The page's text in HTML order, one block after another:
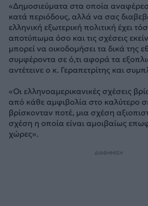
«Δημοσιεύματα στα οποία
κατά περιόδους, αλλά να σας
ελληνική εξωτερική πολιτική έχει
αποτύπωμα όσο και τις σχέσεις
μπορεί να οικοδομήσει τα δικά της
συμφέροντα σε ό,τι αφορά τα
αντέτεινε ο κ. Γεραπετρίτης και
«Οι ελληνοαμερικανικές σχέσεις
από κάθε αμφιβολία στο καλύτερο
βρίσκονταν ποτέ, μια σχέση
σχέση η οποία είναι αμοιβαίως
χώρες».
ΔΙΑΦΗΜΙΣΗ